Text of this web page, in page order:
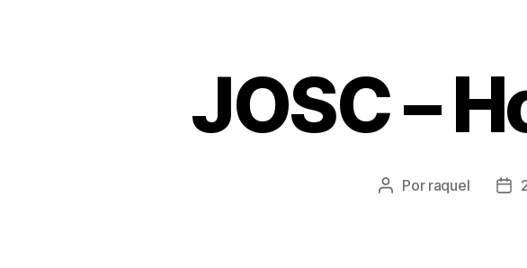
JOSC –
Autor
Por raquel